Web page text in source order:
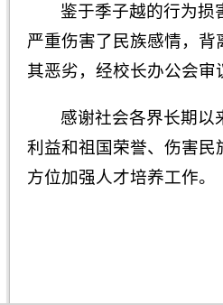
鉴于季子越的行为损
严重伤害了民族感情，
其恶劣，经校长办公会审
感谢社会各界长期以
利益和祖国荣誉、伤害
方位加强人才培养工作。
中国科
2020年